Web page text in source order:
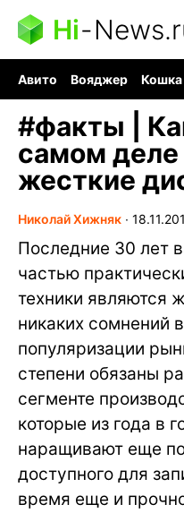
Hi-
Авито Вояджер Кошка
#факты |
самом
жесткие
Николай Хижняк ∙
Последние 30 лет
частью
техники являются
никаких сомнений
популяризации
степени обязаны
сегменте
которые из года в
наращивают еще
доступного для
время еще и